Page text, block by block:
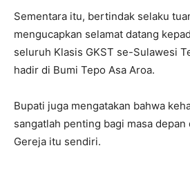
Sementara itu, bertindak selaku
mengucapkan selamat datang
seluruh Klasis GKST se-Sulawesi
hadir di Bumi Tepo Asa Aroa.
Bupati juga mengatakan bahwa
sangatlah penting bagi masa
Gereja itu sendiri.